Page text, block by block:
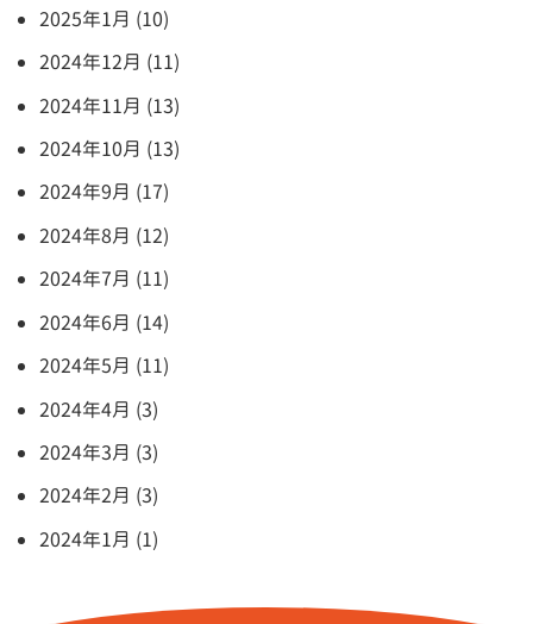
2025年1月 (10)
2024年12月 (11)
2024年11月 (13)
2024年10月 (13)
2024年9月 (17)
2024年8月 (12)
2024年7月 (11)
2024年6月 (14)
2024年5月 (11)
2024年4月 (3)
2024年3月 (3)
2024年2月 (3)
2024年1月 (1)